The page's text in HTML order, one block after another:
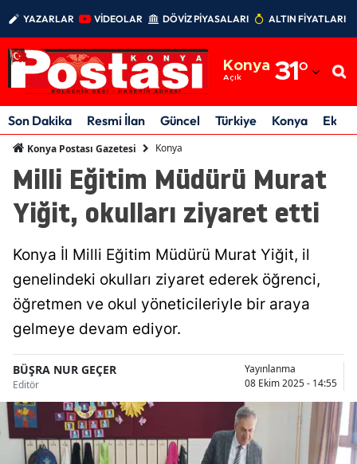
YAZARLAR VİDEOLAR DÖVİZ PİYASALARI ALTIN FİYATLARI
Konya
Açık 31°
Adıyaman
Afyonkarahisar
Amasya
Ankara
Artvin
Aydın
Bilecik
Bingöl
Bitlis
Son Dakika Resmi İlan Güncel Türkiye Konya
Konya Postası Gazetesi Konya
Milli Eğitim Müdürü Murat
Yiğit, okulları ziyaret etti
Konya İl Milli Eğitim Müdürü Murat Yiğit, il
genelindeki okulları ziyaret ederek öğrenci,
öğretmen ve okul yöneticileriyle bir araya
gelmeye devam ediyor.
BÜŞRA NUR GEÇER
Editör
Yayınlanma
08 Ekim 2025 - 14:55